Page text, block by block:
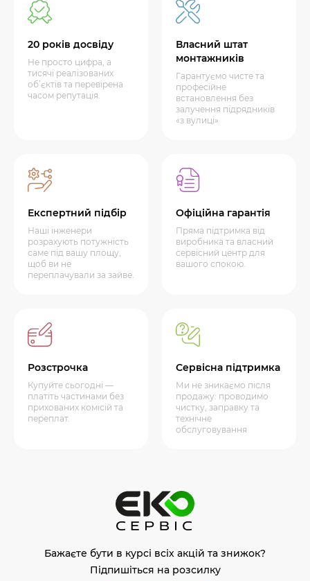
20 років досвіду
Не просто цифра, а
тисячі реалізованих
об’єктів та перевірена
часом репутація.
Власний штат
монтажників
Гарантуємо чисте та
професійне
встановлення без
залучення підрядників
«з вулиці»
Експертний підбір
Наші інженери
розрахують потужність
саме під вашу площу,
щоб ви не
переплачували за зайве.
Офіційна гарантія
Пряма підтримка від
виробника та власний
сервісний центр для
вашого спокою.
Розстрочка
Купуйте сьогодні —
платіть частинами без
прихованих комісій та
переплат.
Сервісна підтримка
Ми не зникаємо після
продажу: проводимо
чистку, заправку та
технічне
обслуговування
Бажаєте бути в курсі всіх акцій та знижок?
Підпишіться на розсилку